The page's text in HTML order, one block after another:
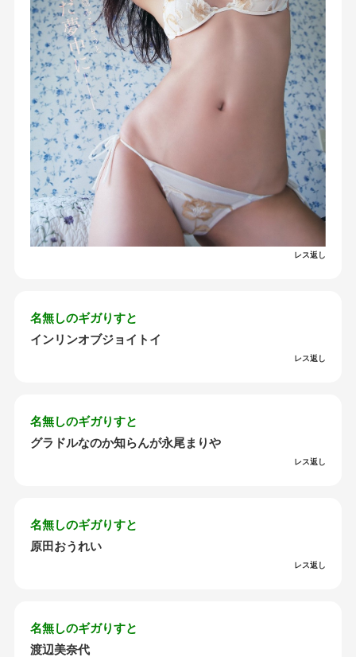
レス返し
名無しのギガりすと
インリンオブジョイトイ
レス返し
名無しのギガりすと
グラドルなのか知らんが永尾まりや
レス返し
名無しのギガりすと
原田おうれい
レス返し
名無しのギガりすと
渡辺美奈代